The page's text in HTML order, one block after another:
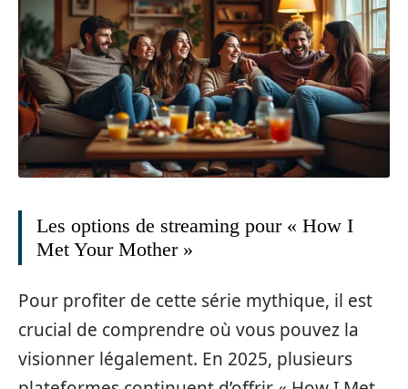
Les options de streaming pour « How I
Met Your Mother »
Pour profiter de cette série mythique, il est
crucial de comprendre où vous pouvez la
visionner légalement. En 2025, plusieurs